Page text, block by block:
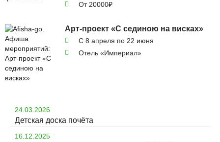
От 20000₽
Арт-проект «С сединою на висках»
С 8 апреля по 22 июня
Отель «Империал»
24.03.2026
Детская доска почёта
16.12.2025